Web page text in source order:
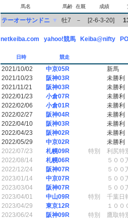
馬名 馬齢 在厩 成績
テーオーサンドニ ▼ 牡7 － [2-6-3-20]
netkeiba.com yahoo!競馬 Keiba@nifty
日時 競走
2021/10/02 中京05R
新馬
2021/10/23
阪神03R
未勝利
2021/11/21
阪神03R
未勝利
2022/01/23
小倉07R
未勝利
2022/02/06
小倉01R
未勝利
2022/02/27
阪神04R
未勝利
2022/04/10
阪神03R
未勝利
2022/04/23
阪神02R
未勝利
2022/05/29
中京02R
未勝利
2022/07/23
札幌09R 特別
利尻特
2022/08/14
札幌06R
５００
2022/12/24
阪神07R
５００
2023/01/14
中京07R
５００
2023/03/04
阪神07R
５００
2023/04/01
中山09R 特別
千葉日
2023/04/29
東京12R
１００
2023/06/24
阪神09R 特別
鷹取特